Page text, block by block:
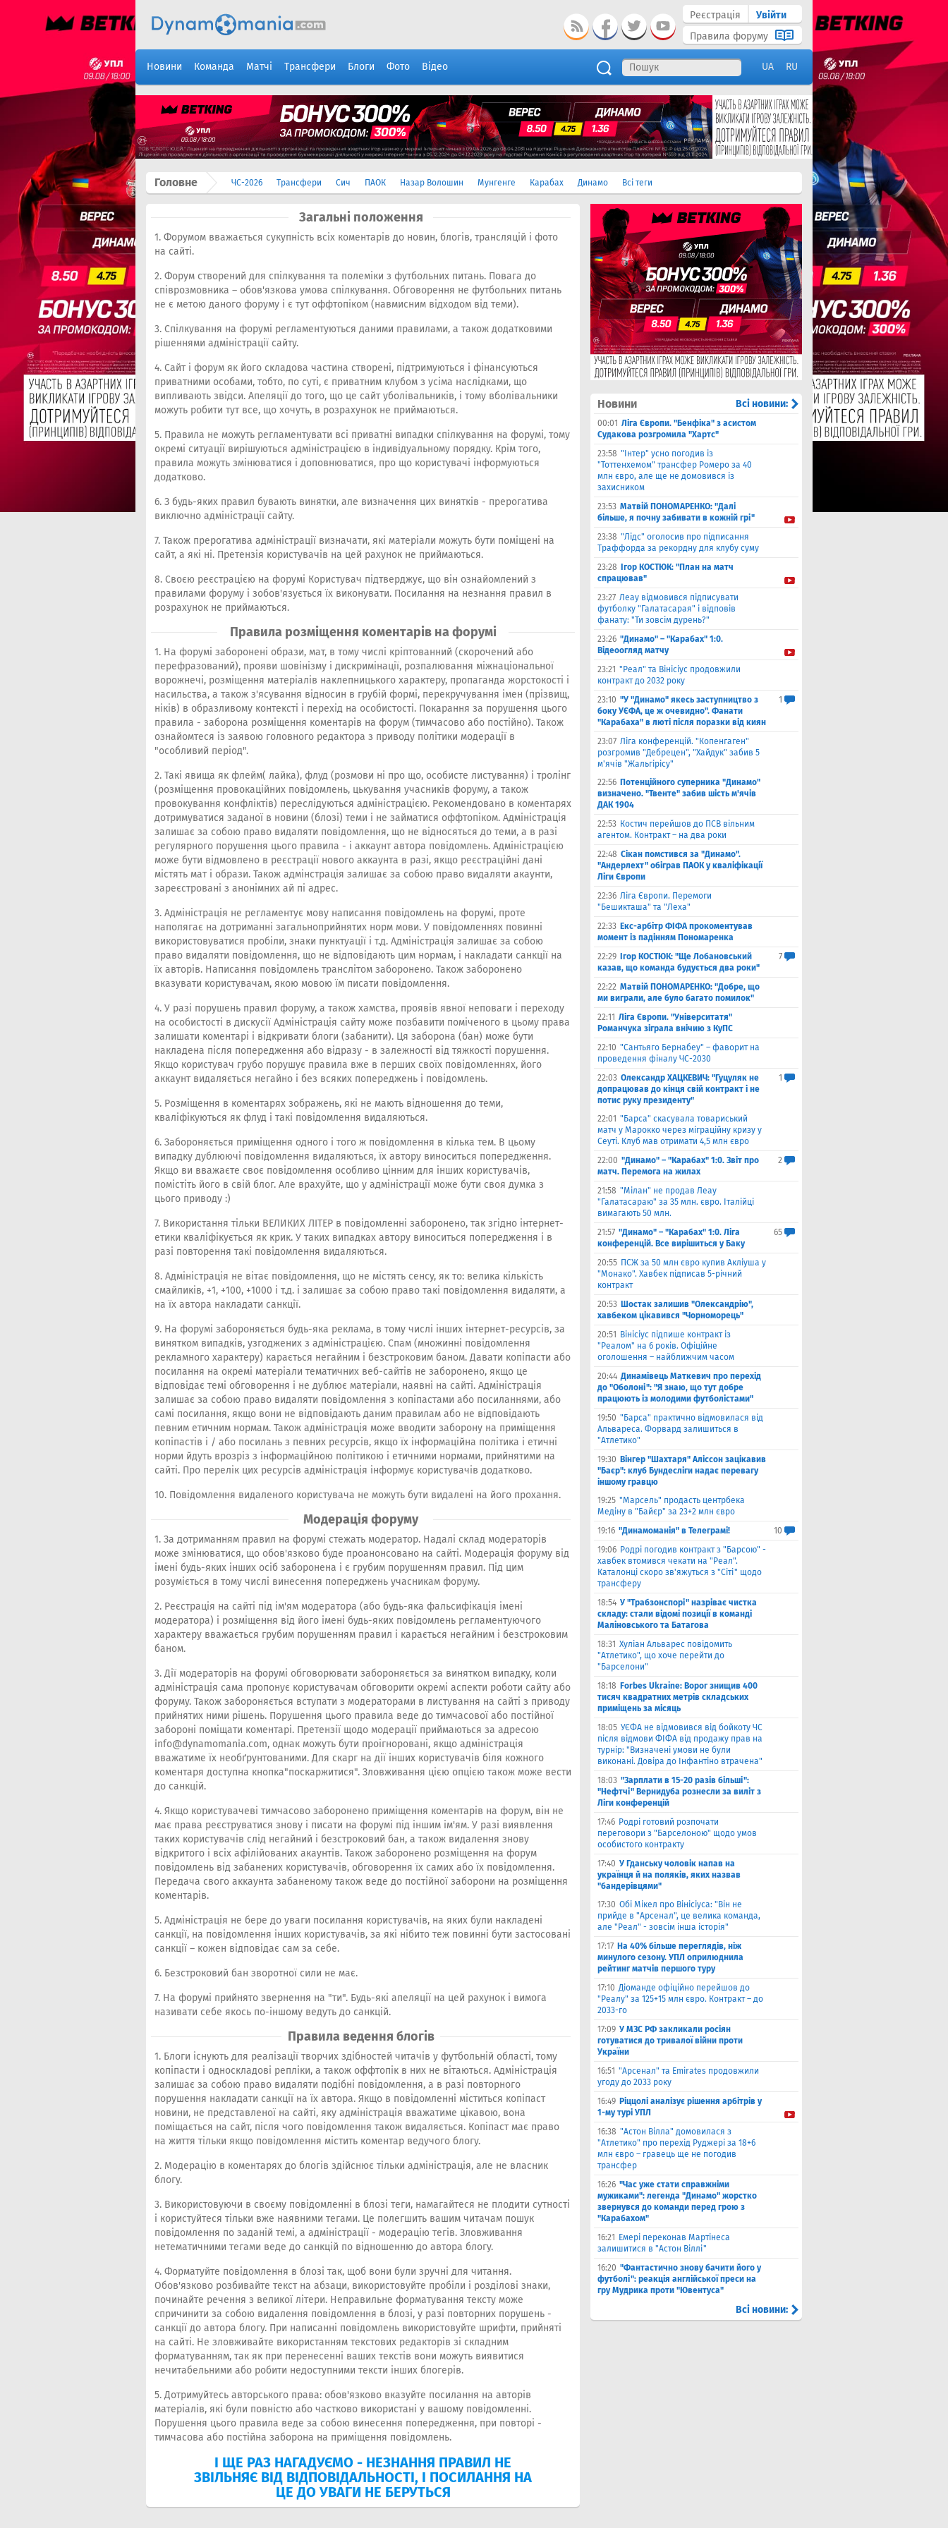
Реєстрація
Увійти
Правила форуму
Новини Команда Матчі Трансфери Блоги Фото Відео UA RU
Головне ЧС-2026 Трансфери Сич ПАОК Назар Волошин Мунгенге Карабах Динамо Всі теги
Загальні положення
1. Форумом вважається сукупність всіх коментарів до новин, блогів, трансляцій і фото
на сайті.
2. Форум створений для спілкування та полеміки з футбольних питань. Повага до
співрозмовника – обов'язкова умова спілкування. Обговорення не футбольних питань
не є метою даного форуму і є тут оффтопіком (навмисним відходом від теми).
3. Спілкування на форумі регламентуються даними правилами, а також додатковими
рішеннями адміністрації сайту.
4. Сайт і форум як його складова частина створені, підтримуються і фінансуються
приватними особами, тобто, по суті, є приватним клубом з усіма наслідками, що
випливають звідси. Апеляції до того, що це сайт уболівальників, і тому вболівальники
можуть робити тут все, що хочуть, в розрахунок не приймаються.
5. Правила не можуть регламентувати всі приватні випадки спілкування на форумі, тому
окремі ситуації вирішуються адміністрацією в індивідуальному порядку. Крім того,
правила можуть змінюватися і доповнюватися, про що користувачі інформуються
додатково.
6. З будь-яких правил бувають винятки, але визначення цих винятків - прерогатива
виключно адміністрації сайту.
7. Також прерогатива адміністрації визначати, які матеріали можуть бути поміщені на
сайт, а які ні. Претензія користувачів на цей рахунок не приймаються.
8. Своєю реєстрацією на форумі Користувач підтверджує, що він ознайомлений з
правилами форуму і зобов'язується їх виконувати. Посилання на незнання правил в
розрахунок не приймаються.
Правила розміщення коментарів на форумі
1. На форумі заборонені образи, мат, в тому числі кріптованний (скорочений або
перефразований), прояви шовінізму і дискримінації, розпалювання міжнаціональної
ворожнечі, розміщення матеріалів наклепницького характеру, пропаганда жорстокості і
насильства, а також з'ясування відносин в грубій формі, перекручування імен (прізвищ,
ніків) в образливому контексті і перехід на особистості. Покарання за порушення цього
правила - заборона розміщення коментарів на форум (тимчасово або постійно). Також
ознайомтеся із заявою головного редактора з приводу політики модерації в
"особливий період".
2. Такі явища як флейм( лайка), флуд (розмови ні про що, особисте листування) і тролінг
(розміщення провокаційних повідомлень, цькування учасників форуму, а також
провокування конфліктів) переслідуються адміністрацією. Рекомендовано в коментарях
дотримуватися заданої в новини (блозі) теми і не займатися оффтопіком. Адміністрація
залишає за собою право видаляти повідомлення, що не відносяться до теми, а в разі
регулярного порушення цього правила - і аккаунт автора повідомлень. Адміністрацією
може бути відмовлено в реєстрації нового аккаунта в разі, якщо реєстраційні дані
містять мат і образи. Також адмінстрація залишає за собою право видаляти акаунти,
зареєстровані з анонімних ай пі адрес.
3. Адміністрація не регламентує мову написання повідомлень на форумі, проте
наполягає на дотриманні загальноприйнятих норм мови. У повідомленнях повинні
використовуватися пробіли, знаки пунктуації і т.д. Адміністрація залишає за собою
право видаляти повідомлення, що не відповідають цим нормам, і накладати санкції на
їх авторів. Написання повідомлень транслітом заборонено. Також заборонено
вказувати користувачам, якою мовою їм писати повідомлення.
4. У разі порушень правил форуму, а також хамства, проявів явної неповаги і переходу
на особистості в дискусії Адміністрація сайту може позбавити поміченого в цьому права
залишати коментарі і відкривати блоги (забанити). Ця заборона (бан) може бути
накладена після попередження або відразу - в залежності від тяжкості порушення.
Якщо користувач грубо порушує правила вже в перших своїх повідомленнях, його
аккаунт видаляється негайно і без всяких попереджень і повідомлень.
5. Розміщення в коментарях зображень, які не мають відношення до теми,
кваліфікуються як флуд і такі повідомлення видаляються.
6. Забороняється приміщення одного і того ж повідомлення в кілька тем. В цьому
випадку дублюючі повідомлення видаляються, їх автору виноситься попередження.
Якщо ви вважаєте своє повідомлення особливо цінним для інших користувачів,
помістіть його в свій блог. Але врахуйте, що у адміністрації може бути своя думка з
цього приводу :)
7. Використання тільки ВЕЛИКИХ ЛІТЕР в повідомленні заборонено, так згідно інтернет-
етики кваліфікується як крик. У таких випадках автору виноситься попередження і в
разі повторення такі повідомлення видаляються.
8. Адміністрація не вітає повідомлення, що не містять сенсу, як то: велика кількість
смайликів, +1, +100, +1000 і т.д. і залишає за собою право такі повідомлення видаляти, а
на їх автора накладати санкції.
9. На форумі забороняється будь-яка реклама, в тому числі інших інтернет-ресурсів, за
винятком випадків, узгоджених з адміністрацією. Спам (множинні повідомлення
рекламного характеру) карається негайним і безстроковим баном. Давати копіпасти або
посилання на окремі матеріали тематичних веб-сайтів не заборонено, якщо це
відповідає темі обговорення і не дублює матеріали, наявні на сайті. Адміністрація
залишає за собою право видаляти повідомлення з копіпастами або посиланнями, або
самі посилання, якщо вони не відповідають даним правилам або не відповідають
певним етичним нормам. Також адміністрація може вводити заборону на приміщення
копіпастів і / або посилань з певних ресурсів, якщо їх інформаційна політика і етичні
норми йдуть врозріз з інформаційною політикою і етичними нормами, прийнятими на
сайті. Про перелік цих ресурсів адміністрація інформує користувачів додатково.
10. Повідомлення видаленого користувача не можуть бути видалені на його прохання.
Модерація форуму
1. За дотриманням правил на форумі стежать модератор. Надалі склад модераторів
може змінюватися, що обов'язково буде проанонсовано на сайті. Модерація форуму від
імені будь-яких інших осіб заборонена і є грубим порушенням правил. Під цим
розуміється в тому числі винесення попереджень учасникам форуму.
2. Реєстрація на сайті під ім'ям модератора (або будь-яка фальсифікація імені
модератора) і розміщення від його імені будь-яких повідомлень регламентуючого
характеру вважається грубим порушенням правил і карається негайним і безстроковим
баном.
3. Дії модераторів на форумі обговорювати забороняється за винятком випадку, коли
адміністрація сама пропонує користувачам обговорити окремі аспекти роботи сайту або
форуму. Також забороняється вступати з модераторами в листування на сайті з приводу
прийнятих ними рішень. Порушення цього правила веде до тимчасової або постійної
забороні поміщати коментарі. Претензії щодо модерації приймаються за адресою
info@dynamomania.com, однак можуть бути проігноровані, якщо адміністрація
вважатиме їх необґрунтованими. Для скарг на дії інших користувачів біля кожного
коментаря доступна кнопка"поскаржитися". Зловживання цією опцією також може вести
до санкцій.
4. Якщо користувачеві тимчасово заборонено приміщення коментарів на форум, він не
має права реєструватися знову і писати на форумі під іншим ім'ям. У разі виявлення
таких користувачів слід негайний і безстроковий бан, а також видалення знову
відкритого і всіх афілійованих акаунтів. Також заборонено розміщення на форум
повідомлень від забанених користувачів, обговорення їх самих або їх повідомлення.
Передача свого аккаунта забаненому також веде до постійної заборони на розміщення
коментарів.
5. Адміністрація не бере до уваги посилання користувачів, на яких були накладені
санкції, на повідомлення інших користувачів, за які нібито теж повинні бути застосовані
санкції – кожен відповідає сам за себе.
6. Безстроковий бан зворотної сили не має.
7. На форумі прийнято звернення на "ти". Будь-які апеляції на цей рахунок і вимога
називати себе якось по-іншому ведуть до санкцій.
Правила ведення блогів
1. Блоги існують для реалізації творчих здібностей читачів у футбольній області, тому
копіпасти і односкладові репліки, а також оффтопік в них не вітаються. Адміністрація
залишає за собою право видаляти подібні повідомлення, а в разі повторного
порушення накладати санкції на їх автора. Якщо в повідомленні міститься копіпаст
новини, не представленої на сайті, яку адміністрація вважатиме цікавою, вона
поміщається на сайт, після чого повідомлення також видаляється. Копіпаст має право
на життя тільки якщо повідомлення містить коментар ведучого блогу.
2. Модерацію в коментарях до блогів здійснює тільки адміністрація, але не власник
блогу.
3. Використовуючи в своєму повідомленні в блозі теги, намагайтеся не плодити сутності
і користуйтеся тільки вже наявними тегами. Це полегшить вашим читачам пошук
повідомлення по заданій темі, а адміністрації - модерацію тегів. Зловживання
нетематичними тегами веде до санкцій по відношенню до автора блогу.
4. Форматуйте повідомлення в блозі так, щоб вони були зручні для читання.
Обов'язково розбивайте текст на абзаци, використовуйте пробіли і розділові знаки,
починайте речення з великої літери. Неправильне форматування тексту може
спричинити за собою видалення повідомлення в блозі, у разі повторних порушень -
санкції до автора блогу. При написанні повідомлень використовуйте шрифти, прийняті
на сайті. Не зловживайте використанням текстових редакторів зі складним
форматуванням, так як при перенесенні ваших текстів вони можуть виявитися
нечитабельними або робити недоступними тексти інших блогерів.
5. Дотримуйтесь авторського права: обов'язково вказуйте посилання на авторів
матеріалів, які були повністю або частково використані у вашому повідомленні.
Порушення цього правила веде за собою винесення попередження, при повторі -
тимчасова або постійна заборона на приміщення повідомлень.
І ЩЕ РАЗ НАГАДУЄМО - НЕЗНАННЯ ПРАВИЛ НЕ
ЗВІЛЬНЯЄ ВІД ВІДПОВІДАЛЬНОСТІ, І ПОСИЛАННЯ НА
ЦЕ ДО УВАГИ НЕ БЕРУТЬСЯ
Новини Всі новини:
00:01 Ліга Європи. "Бенфіка" з асистом
Судакова розгромила "Хартс"
23:58 "Інтер" усно погодив із
"Тоттенхемом" трансфер Ромеро за 40
млн євро, але ще не домовився із
захисником
23:53 Матвiй ПОНОМАРЕНКО: "Далі
більше, я почну забивати в кожній грі"
23:38 "Лідс" оголосив про підписання
Траффорда за рекордну для клубу суму
23:28
Ігор КОСТЮК: "План на матч
спрацював"
23:27 Леау відмовився підписувати
футболку "Галатасарая" і відповів
фанату: "Ти зовсім дурень?"
23:26 "Динамо" – "Карабах" 1:0.
Відеоогляд матчу
23:21 "Реал" та Вінісіус продовжили
контракт до 2032 року
23:10 "У "Динамо" якесь заступництво з
боку УЄФА, це ж очевидно". Фанати
"Карабаха" в люті після поразки від киян
1
23:07 Ліга конференцій. "Копенгаген"
розгромив "Дебрецен", "Хайдук" забив 5
м'ячів "Жальгірісу"
22:56 Потенційного суперника "Динамо"
визначено. "Твенте" забив шість м'ячів
ДАК 1904
22:53 Костич перейшов до ПСВ вільним
агентом. Контракт – на два роки
22:48 Сікан помстився за "Динамо".
"Андерлехт" обіграв ПАОК у кваліфікації
Ліги Європи
22:36 Ліга Європи. Перемоги
"Бешикташа" та "Леха"
22:33 Екс-арбітр ФІФА прокоментував
момент із падінням Пономаренка
22:29
Ігор КОСТЮК: "Ще Лобановський
казав, що команда будується два роки"
7
22:22 Матвій ПОНОМАРЕНКО: "Добре, що
ми виграли, але було багато помилок"
22:11 Ліга Європи. "Університатя"
Романчука зіграла внічию з КуПС
22:10 "Сантьяго Бернабеу" – фаворит на
проведення фіналу ЧС-2030
22:03 Олександр ХАЦКЕВИЧ: "Гуцуляк не
допрацював до кінця свій контракт і не
потис руку президенту"
1
22:01 "Барса" скасувала товариський
матч у Марокко через міграційну кризу у
Сеуті. Клуб мав отримати 4,5 млн євро
22:00 "Динамо" – "Карабах" 1:0. Звіт про
матч. Перемога на жилах
2
21:58 "Мілан" не продав Леау
"Галатасараю" за 35 млн. євро. Італійці
вимагають 50 млн.
21:57 "Динамо" – "Карабах" 1:0. Ліга
конференцій. Все вирішиться у Баку
65
20:55 ПСЖ за 50 млн євро купив Акліуша у
"Монако". Хавбек підписав 5-річний
контракт
20:53 Шостак залишив "Олександрію",
хавбеком цікавився "Чорноморець"
20:51
Вінісіус підпише контракт із
"Реалом" на 6 років. Офіційне
оголошення – найближчим часом
20:44 Динамівець Маткевич про перехід
до "Оболоні": "Я знаю, що тут добре
працюють із молодими футболістами"
19:50 "Барса" практично відмовилася від
Альвареса. Форвард залишиться в
"Атлетико"
19:30 Вінгер "Шахтаря" Аліссон зацікавив
"Баєр": клуб Бундесліги надає перевагу
іншому гравцю
19:25 "Марсель" продасть центрбека
Медіну в "Байєр" за 23+2 млн євро
19:16 "Динамоманія" в Телеграмі!
10
19:06 Родрі погодив контракт з "Барсою" -
хавбек втомився чекати на "Реал".
Каталонці скоро зв'яжуться з "Сіті" щодо
трансферу
18:54 У "Трабзонспорі" назріває чистка
складу: стали відомі позиції в команді
Малiновського та Батагова
18:31 Хуліан Альварес повідомить
"Атлетико", що хоче перейти до
"Барселони"
18:18 Forbes Ukraine: Ворог знищив 400
тисяч квадратних метрів складських
приміщень за місяць
18:05 УЄФА не відмовився від бойкоту ЧС
після відмови ФІФА від продажу прав на
турнір: "Визначені умови не були
виконані. Довіра до Інфантіно втрачена"
18:03 "Зарплати в 15-20 разів більші":
"Нефтчі" Вернидуба рознесли за виліт з
Ліги конференцій
17:46 Родрі готовий розпочати
переговори з "Барселоною" щодо умов
особистого контракту
17:40 У Гданську чоловік напав на
українця й на поляків, яких назвав
"бандерівцями"
17:30 Обі Мікел про Вінісіуса: "Він не
прийде в "Арсенал", це велика команда,
але "Реал" - зовсім інша історія"
17:17 На 40% більше переглядів, ніж
минулого сезону. УПЛ оприлюднила
рейтинг матчів першого туру
17:10 Діоманде офіційно перейшов до
"Реалу" за 125+15 млн євро. Контракт – до
2033-го
17:09 У МЗС РФ закликали росіян
готуватися до тривалої війни проти
України
16:51 "Арсенал" та Emirates продовжили
угоду до 2033 року
16:49 Ріццолі аналізує рішення арбітрів у
1-му турі УПЛ
16:38 "Астон Вілла" домовилася з
"Атлетико" про перехід Руджері за 18+6
млн євро – гравець ще не погодив
трансфер
16:26 "Час уже стати справжніми
мужиками": легенда "Динамо" жорстко
звернувся до команди перед грою з
"Карабахом"
16:21
Емері переконав Мартінеса
залишитися в "Астон Віллі"
16:20 "Фантастично знову бачити його у
футболі": реакція англійської преси на
гру Мудрика проти "Ювентуса"
Всі новини: